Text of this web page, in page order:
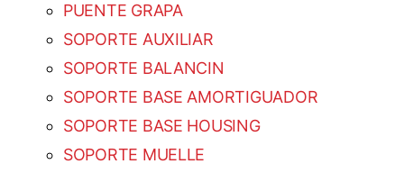
PUENTE GRAPA
SOPORTE AUXILIAR
SOPORTE BALANCIN
SOPORTE BASE AMORTIGUADOR
SOPORTE BASE HOUSING
SOPORTE MUELLE